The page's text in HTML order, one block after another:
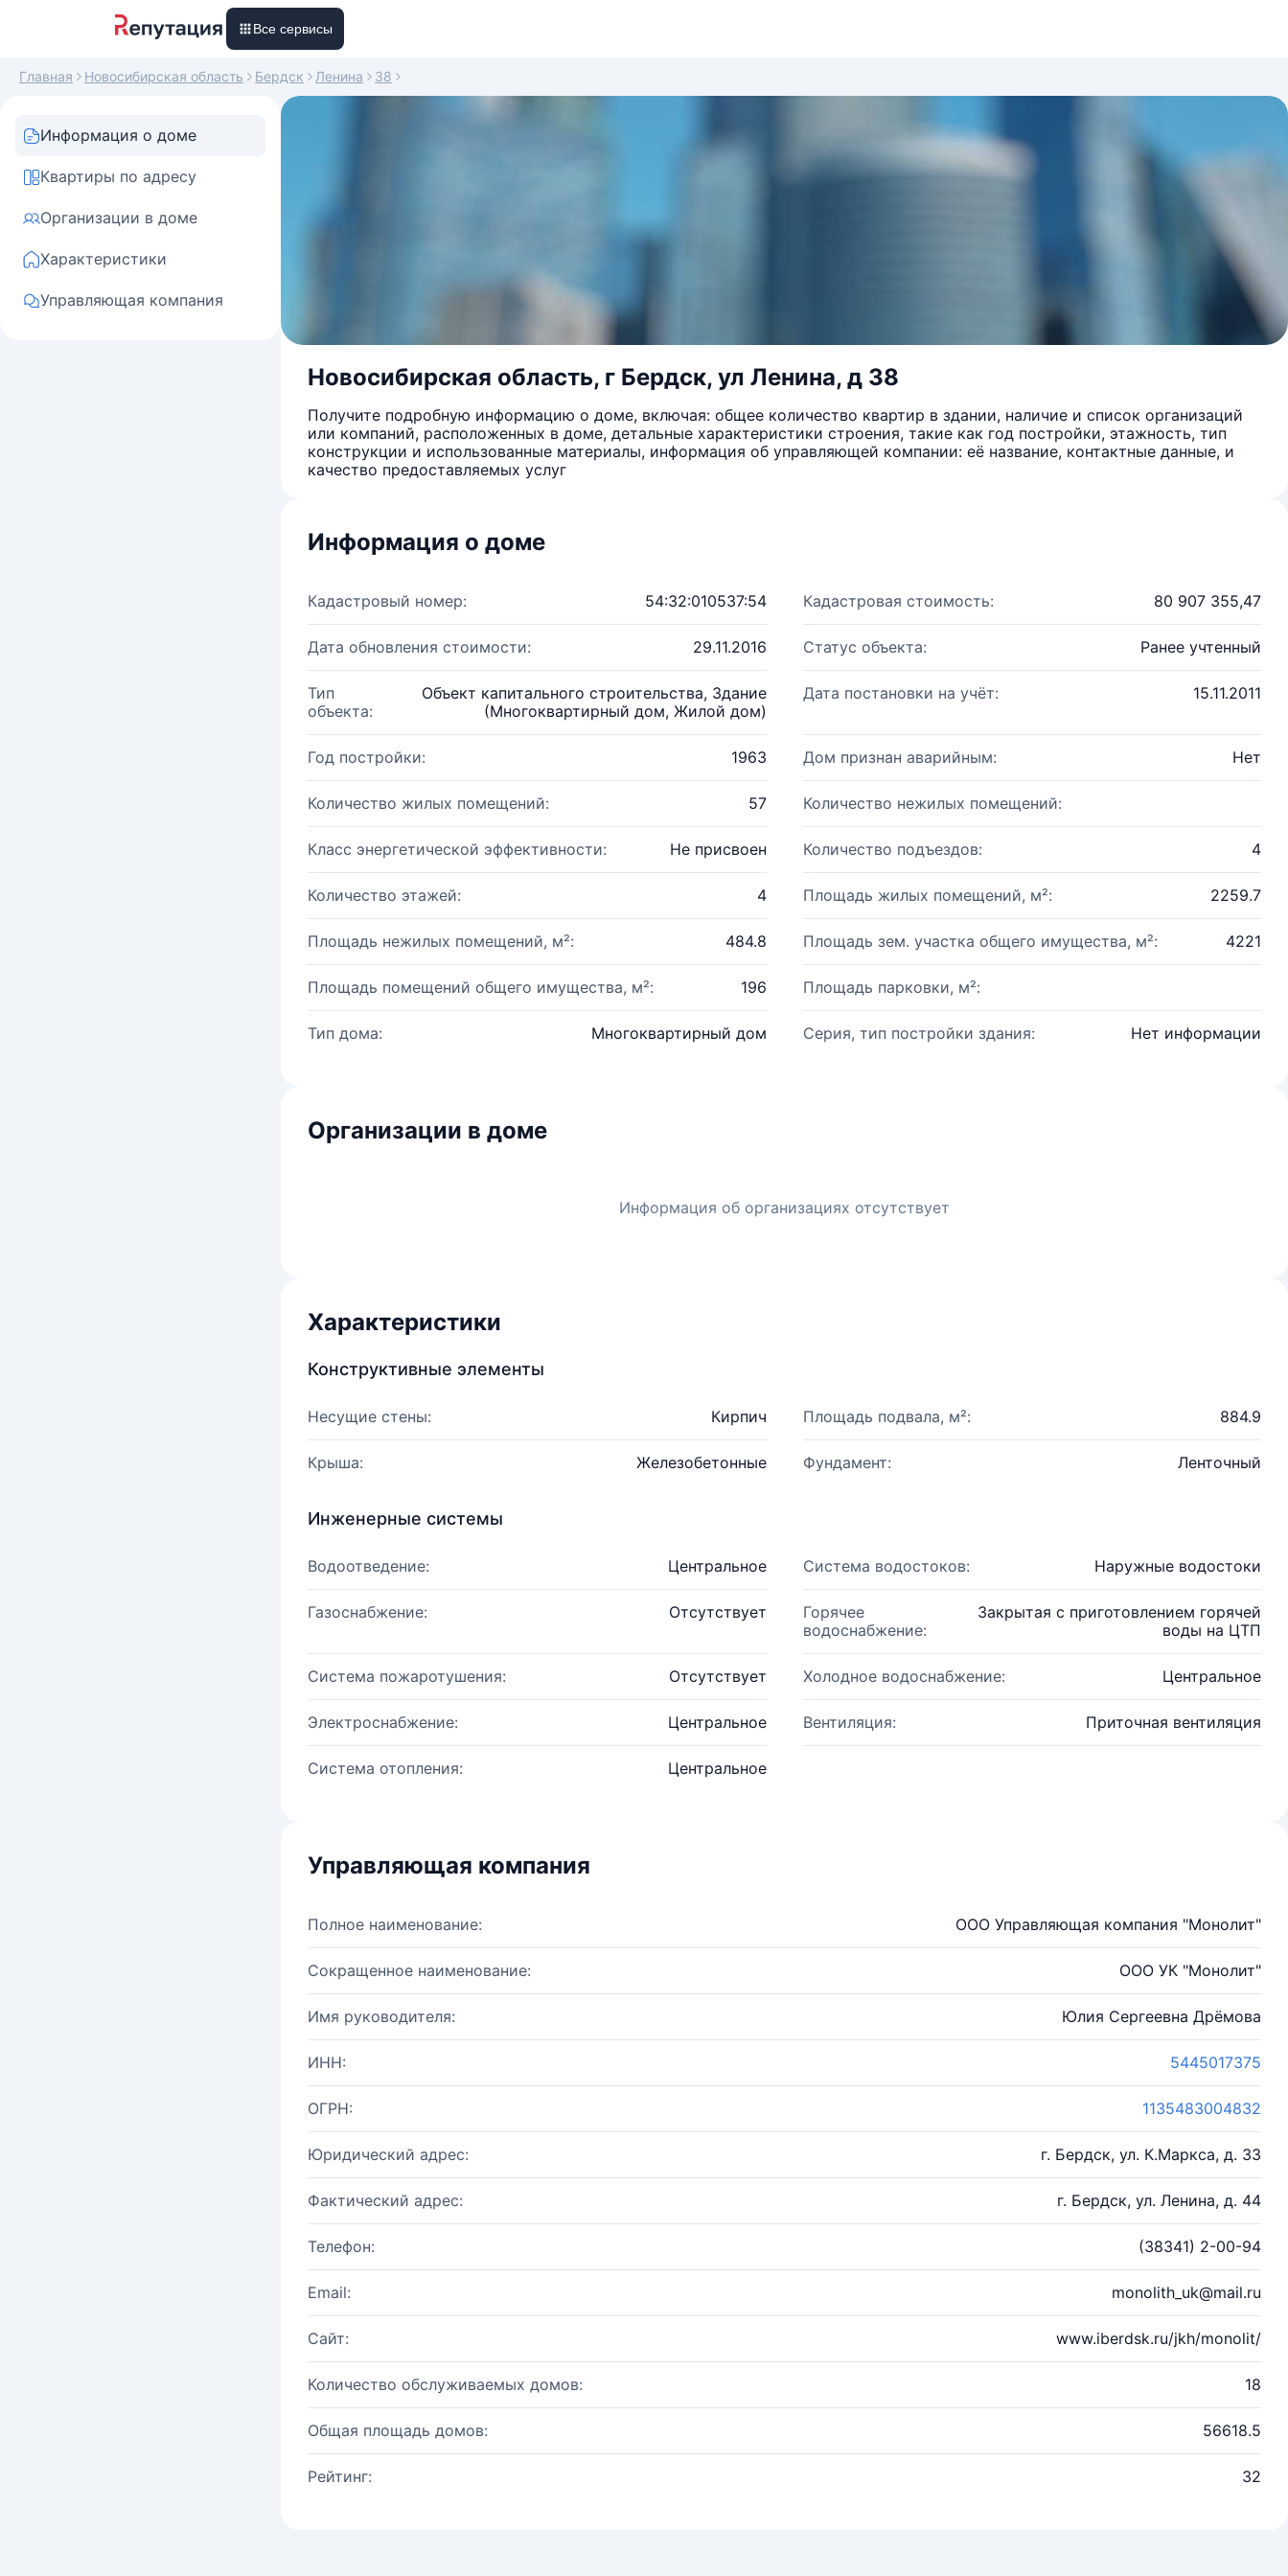
Все сервисы
Главная Новосибирская область Бердск Ленина 38
Информация о доме
Квартиры по адресу
Организации в доме
Характеристики
Управляющая компания
Новосибирская область, г Бердск, ул Ленина, д 38
Получите подробную информацию о доме, включая: общее количество квартир в здании, наличие и список организаций
или компаний, расположенных в доме, детальные характеристики строения, такие как год постройки, этажность, тип
конструкции и использованные материалы, информация об управляющей компании: её название, контактные данные, и
качество предоставляемых услуг
Информация о доме
Кадастровый номер: 54:32:010537:54 Кадастровая стоимость: 80 907 355,47
Дата обновления стоимости: 29.11.2016 Статус объекта: Ранее учтенный
Тип
объекта:
Объект капитального строительства, Здание
(Многоквартирный дом, Жилой дом)
Дата постановки на учёт: 15.11.2011
Год постройки: 1963 Дом признан аварийным: Нет
Количество жилых помещений: 57 Количество нежилых помещений:
Класс энергетической эффективности: Не присвоен Количество подъездов: 4
Количество этажей: 4 Площадь жилых помещений, м²: 2259.7
Площадь нежилых помещений, м²: 484.8 Площадь зем. участка общего имущества, м²: 4221
Площадь помещений общего имущества, м²: 196 Площадь парковки, м²:
Тип дома: Многоквартирный дом Серия, тип постройки здания: Нет информации
Организации в доме
Информация об организациях отсутствует
Характеристики
Конструктивные элементы
Несущие стены: Кирпич Площадь подвала, м²: 884.9
Крыша: Железобетонные Фундамент: Ленточный
Инженерные системы
Водоотведение: Центральное Система водостоков: Наружные водостоки
Газоснабжение: Отсутствует
Горячее
водоснабжение:
Закрытая с приготовлением горячей
воды на ЦТП
Система пожаротушения: Отсутствует Холодное водоснабжение: Центральное
Электроснабжение: Центральное Вентиляция: Приточная вентиляция
Система отопления: Центральное
Управляющая компания
Полное наименование: ООО Управляющая компания "Монолит"
Сокращенное наименование: ООО УК "Монолит"
Имя руководителя: Юлия Сергеевна Дрёмова
ИНН: 5445017375
ОГРН: 1135483004832
Юридический адрес: г. Бердск, ул. К.Маркса, д. 33
Фактический адрес: г. Бердск, ул. Ленина, д. 44
Телефон: (38341) 2-00-94
Email: monolith_uk@mail.ru
Сайт: www.iberdsk.ru/jkh/monolit/
Количество обслуживаемых домов: 18
Общая площадь домов: 56618.5
Рейтинг: 32